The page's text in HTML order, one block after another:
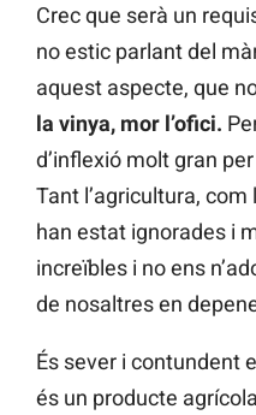
Crec que serà un
no estic parlant del
aquest aspecte, que
la vinya, mor l’ofici.
d’inflexió molt gran
Tant l’agricultura,
han estat ignorades i
increïbles i no ens
de nosaltres en
És sever i contundent
és un producte